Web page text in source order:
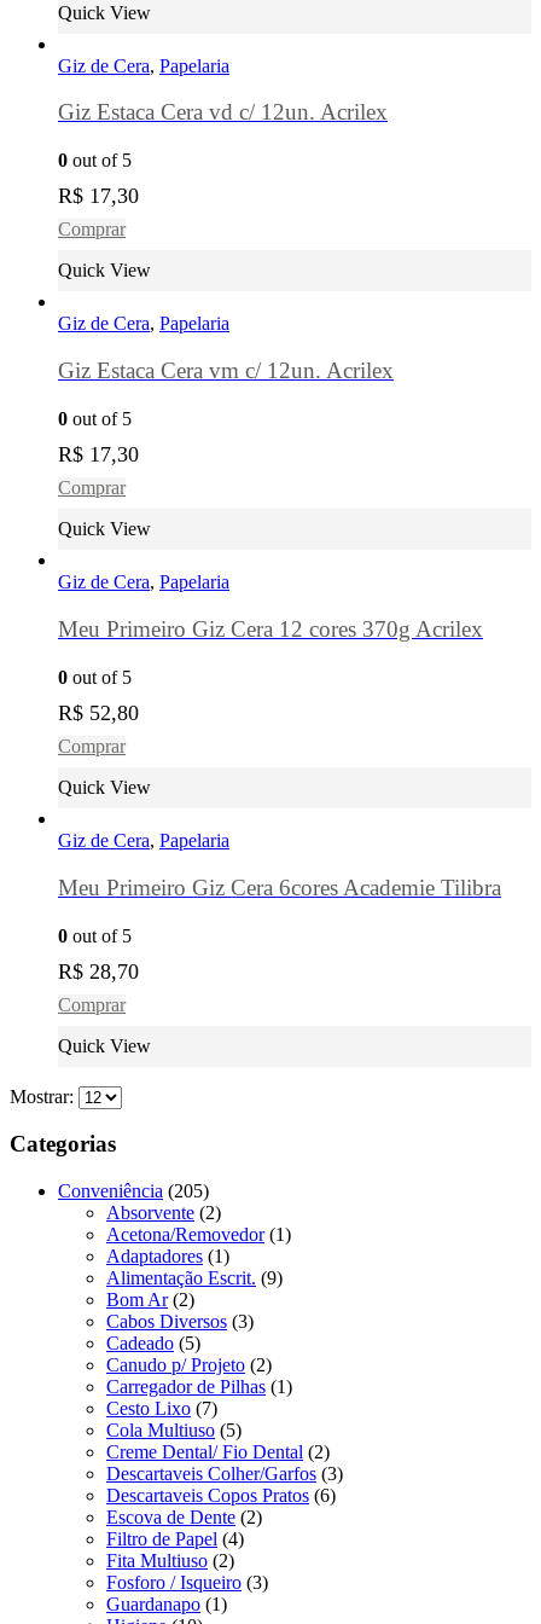
Quick View
Giz de Cera, Papelaria
Giz Estaca Cera vd c/ 12un. Acrilex
0 out of 5
R$ 17,30
Comprar
Quick View
Giz de Cera, Papelaria
Giz Estaca Cera vm c/ 12un. Acrilex
0 out of 5
R$ 17,30
Comprar
Quick View
Giz de Cera, Papelaria
Meu Primeiro Giz Cera 12 cores 370g Acrilex
0 out of 5
R$ 52,80
Comprar
Quick View
Giz de Cera, Papelaria
Meu Primeiro Giz Cera 6cores Academie Tilibra
0 out of 5
R$ 28,70
Comprar
Quick View
Mostrar:
Categorias
Conveniência (205)
Absorvente (2)
Acetona/Removedor (1)
Adaptadores (1)
Alimentação Escrit. (9)
Bom Ar (2)
Cabos Diversos (3)
Cadeado (5)
Canudo p/ Projeto (2)
Carregador de Pilhas (1)
Cesto Lixo (7)
Cola Multiuso (5)
Creme Dental/ Fio Dental (2)
Descartaveis Colher/Garfos (3)
Descartaveis Copos Pratos (6)
Escova de Dente (2)
Filtro de Papel (4)
Fita Multiuso (2)
Fosforo / Isqueiro (3)
Guardanapo (1)